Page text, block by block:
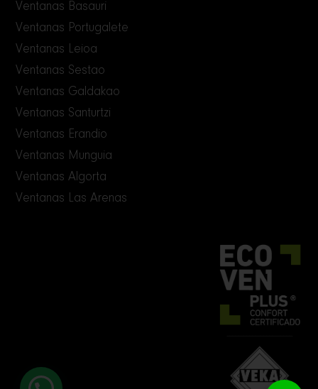
Ventanas Basauri
Ventanas Portugalete
Ventanas Leioa
Ventanas Sestao
Ventanas Galdakao
Ventanas Santurtzi
Ventanas Erandio
Ventanas Munguia
Ventanas Algorta
Ventanas Las Arenas